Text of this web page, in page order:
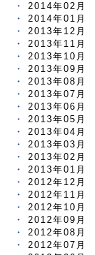
2014年02月
2014年01月
2013年12月
2013年11月
2013年10月
2013年09月
2013年08月
2013年07月
2013年06月
2013年05月
2013年04月
2013年03月
2013年02月
2013年01月
2012年12月
2012年11月
2012年10月
2012年09月
2012年08月
2012年07月